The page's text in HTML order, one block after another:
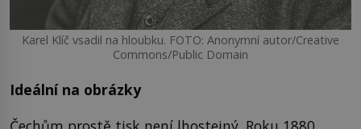
Karel Klíč vsadil na hloubku. FOTO: Anonymní autor/Creative
Commons/Public Domain
Ideální na obrázky